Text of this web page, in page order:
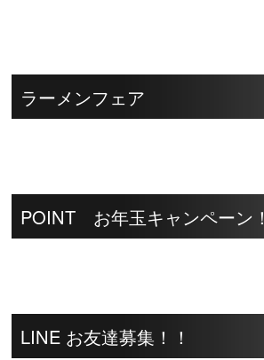
ラーメンフェア
POINT お年玉キャンペーン！
LINE お友達募集！！